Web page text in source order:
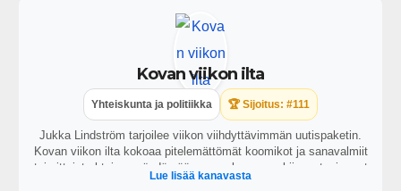
Kovan viikon ilta
Yhteiskunta ja politiikka 🏆 Sijoitus: #111
Jukka Lindström tarjoilee viikon viihdyttävimmän uutispaketin.
Kovan viikon ilta kokoaa pitelemättömät koomikot ja sanavalmiit
toimittajat yhteisen pöydän ääreen perkaamaan kiinnostavimmat
ajankohtaiset puheenaiheet. https://areena.yle.fi/1-64828919?
Lue lisää kanavasta